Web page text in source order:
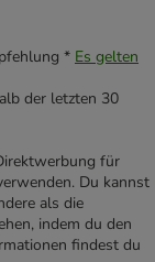
* Es gelten
der letzten 30
für
Du kannst
als die
indem du den
findest du